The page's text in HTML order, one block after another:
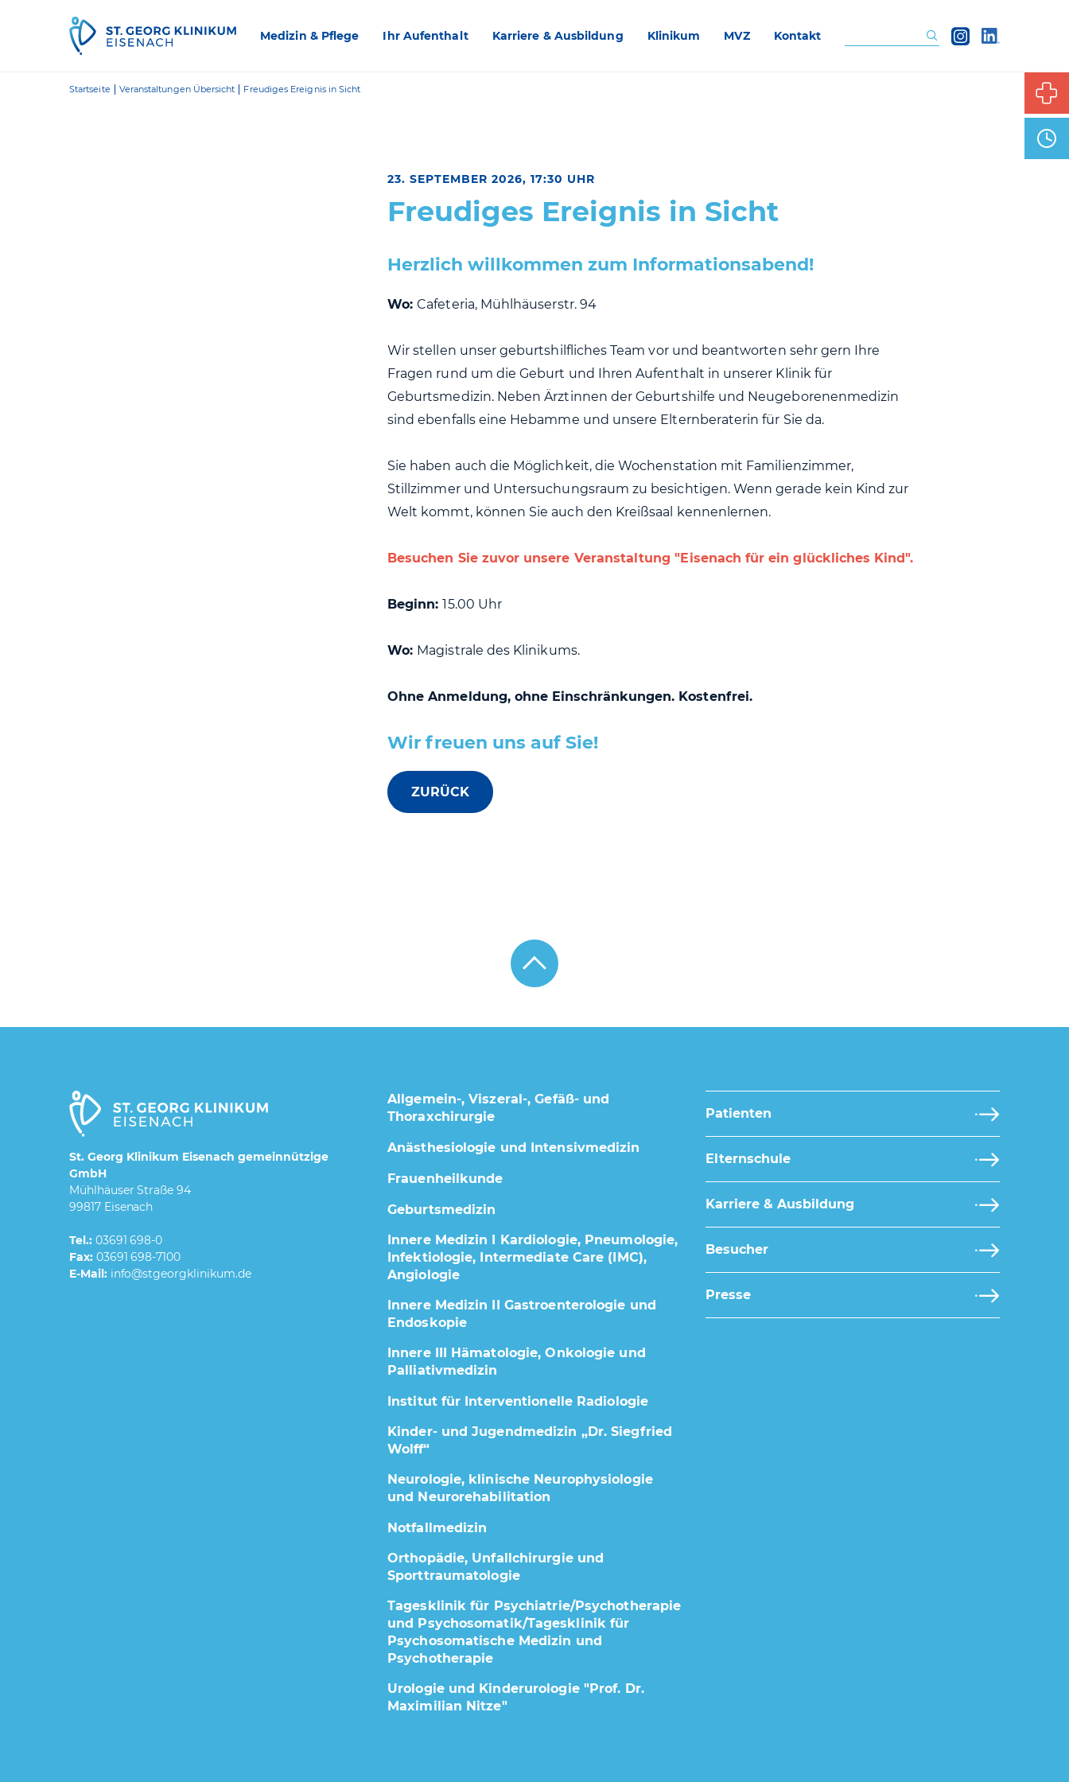
Medizin & Pflege Ihr Aufenthalt Karriere & Ausbildung Klinikum MVZ Kontakt
Startseite Veranstaltungen Übersicht Freudiges Ereignis in Sicht
23. SEPTEMBER 2026, 17:30 UHR
Freudiges Ereignis in Sicht
Herzlich willkommen zum Informationsabend!
Wo:Cafeteria, Mühlhäuserstr. 94
Wir stellen unser geburtshilfliches Team vor und beantworten sehr gern Ihre
Fragen rund um die Geburt und Ihren Aufenthalt in unserer Klinik für
Geburtsmedizin. Neben Ärztinnen der Geburtshilfe und Neugeborenenmedizin
sind ebenfalls eine Hebamme und unsere Elternberaterin für Sie da.
Sie haben auch die Möglichkeit, die Wochenstation mit Familienzimmer,
Stillzimmer und Untersuchungsraum zu besichtigen. Wenn gerade kein Kind zur
Welt kommt, können Sie auch den Kreißsaal kennenlernen.
Besuchen Sie zuvor unsere Veranstaltung "Eisenach für ein glückliches Kind".
Beginn:15.00 Uhr
Wo: Magistrale des Klinikums.
Ohne Anmeldung, ohne Einschränkungen. Kostenfrei.
Wir freuen uns auf Sie!
ZURÜCK
St. Georg Klinikum Eisenach gemeinnützige
GmbH
Mühlhäuser Straße 94
99817 Eisenach
Tel.:03691 698-0
Fax:03691 698-7100
E-Mail:
Allgemein-, Viszeral-, Gefäß- und
Thoraxchirurgie
Anästhesiologie und Intensivmedizin
Frauenheilkunde
Geburtsmedizin
Innere Medizin I Kardiologie, Pneumologie,
Infektiologie, Intermediate Care (IMC),
Angiologie
Innere Medizin II Gastroenterologie und
Endoskopie
Innere III Hämatologie, Onkologie und
Palliativmedizin
Institut für Interventionelle Radiologie
Kinder- und Jugendmedizin „Dr. Siegfried
Wolff“
Neurologie, klinische Neurophysiologie
und Neurorehabilitation
Notfallmedizin
Orthopädie, Unfallchirurgie und
Sporttraumatologie
Tagesklinik für Psychiatrie/Psychotherapie
und Psychosomatik/Tagesklinik für
Psychosomatische Medizin und
Psychotherapie
Urologie und Kinderurologie "Prof. Dr.
Maximilian Nitze"
Patienten
Elternschule
Karriere & Ausbildung
Besucher
Presse